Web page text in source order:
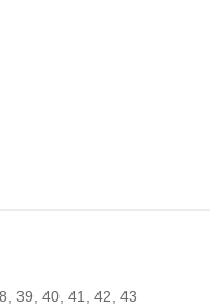
39, 40, 41, 42, 43